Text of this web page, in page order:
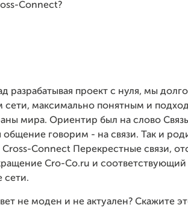
Connect?
разрабатывая проект с нуля, мы
сети, максимально понятным и
мира. Ориентир был на слово
общение говорим - на связи. Так и
Cross-Connect Перекрестные связи,
Cro-Co.ru и соответствующий
сети.
не моден и не актуален? Скажите